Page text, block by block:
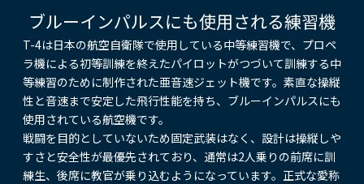
ブルーインパルスにも使用される練習機
T-4は日本の航空自衛隊で使用している中等練習機で、プロペ
ラ機による初等訓練を終えたパイロットがつづいて訓練する中
等練習のために制作された亜音速ジェット機です。素直な操縦
性と音速まで安定した飛行性能を持ち、ブルーインパルスにも
使用されている航空機です。
戦闘を目的としていないため固定武装はなく、設計は操縦しや
すさと安全性が最優先されており、通常は2人乗りの前席に訓
練生、後席に教官が乗り込むようになっています。正式な愛称